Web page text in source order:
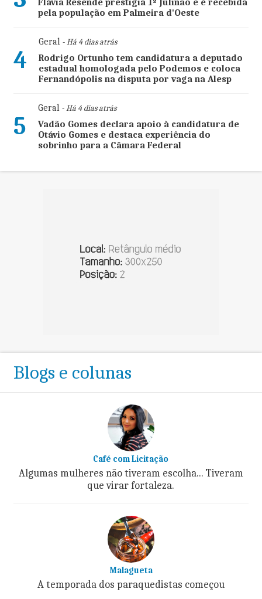
pela população em Palmeira d'Oeste
4
Geral- Há 4 dias atrás
Rodrigo Ortunho tem candidatura a deputado
estadual homologada pelo Podemos e coloca
Fernandópolis na disputa por vaga na Alesp
5
Geral- Há 4 dias atrás
Vadão Gomes declara apoio à candidatura de
Otávio Gomes e destaca experiência do
sobrinho para a Câmara Federal
Blogs e colunas
Café com Licitação
Algumas mulheres não tiveram escolha... Tiveram
que virar fortaleza.
Malagueta
A temporada dos paraquedistas começou